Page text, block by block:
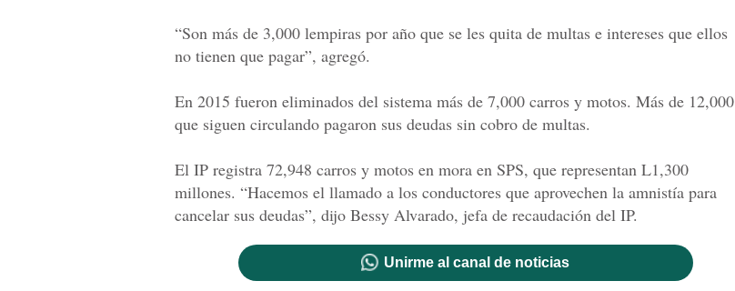
“Son más de 3,000 lempiras por año que se les quita de multas e intereses que ellos
no tienen que pagar”, agregó.
En 2015 fueron eliminados del sistema más de 7,000 carros y motos. Más de 12,000
que siguen circulando pagaron sus deudas sin cobro de multas.
El IP registra 72,948 carros y motos en mora en SPS, que representan L1,300
millones. “Hacemos el llamado a los conductores que aprovechen la amnistía para
cancelar sus deudas”, dijo Bessy Alvarado, jefa de recaudación del IP.
Unirme al canal de noticias